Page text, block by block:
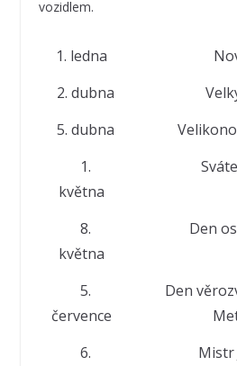
vozidlem.
1. ledna
2. dubna
5. dubna
1.
května
8.
května
Den
5.
července
Den
6.
Mistr